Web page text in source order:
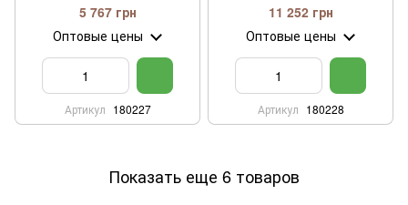
5 767 грн
Оптовые цены
Артикул 180227
11 252 грн
Оптовые цены
Артикул 180228
Показать еще 6 товаров